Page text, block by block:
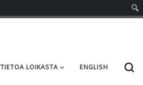
TIETOA LOIKASTA ENGLISH